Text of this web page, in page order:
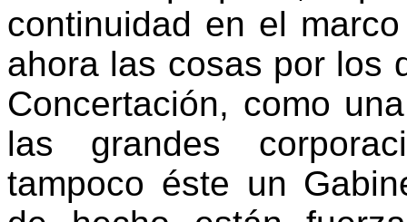
continuidad en el
ahora las cosas por los
Concertación, como
las grandes
tampoco éste un